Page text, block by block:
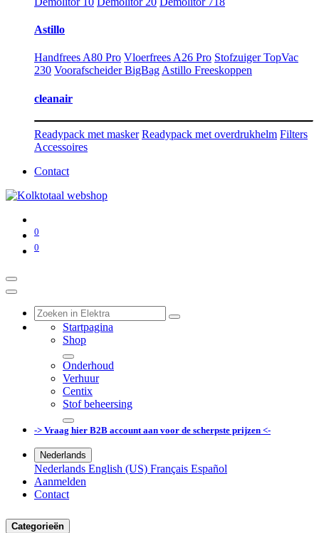
Astillo
Handfrees A80 Pro Vloerfrees A26 Pro Stofzuiger TopVac
230 Voorafscheider BigBag Astillo Freeskoppen
cleanair
Readypack met masker Readypack met overdrukhelm Filters
Accessoires
Contact
0
0
Startpagina
Shop
Onderhoud
Verhuur
Centix
Stof beheersing
-> Vraag hier B2B account aan voor de scherpste prijzen <-
Nederlands
Nederlands English (US) Français Español
Aanmelden
Contact
Categorieën